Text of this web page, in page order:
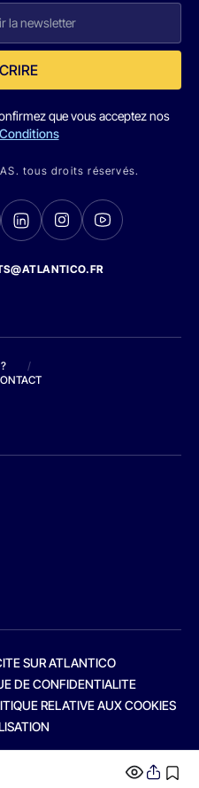
que vous acceptez nos
tous droits réservés.
/
SUR ATLANTICO
DE CONFIDENTIALITE
RELATIVE AUX COOKIES